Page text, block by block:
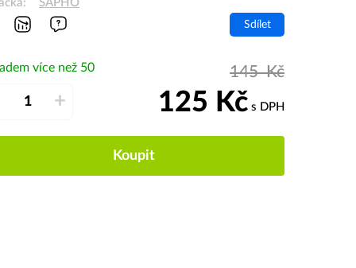
SAPHO
Sdílet
více než 50
+
145Kč
125 Kč s DPH
Koupit